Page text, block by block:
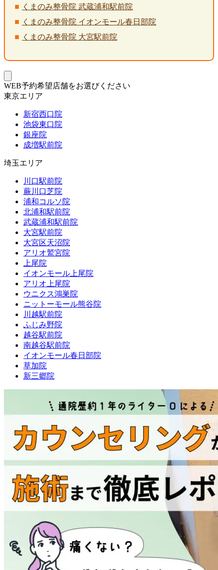
くまのみ整骨院 武蔵浦和駅前院
くまのみ整骨院 イオンモール春日部院
くまのみ整骨院 大宮駅前院
WEB予約希望店舗をお選びください
東京エリア
新宿西口院
池袋東口院
銀座院
成増駅前院
埼玉エリア
川口駅前院
蕨川口芝院
浦和コルソ院
北浦和駅前院
武蔵浦和駅前院
大宮駅前院
大宮区天沼院
アリオ鷲宮院
上尾院
イオンモール上尾院
アリオ上尾院
ウニクス鴻巣院
ニットーモール熊谷院
川越駅前院
ふじみ野院
越谷駅前院
南越谷駅前院
イオンモール春日部院
草加院
新三郷院